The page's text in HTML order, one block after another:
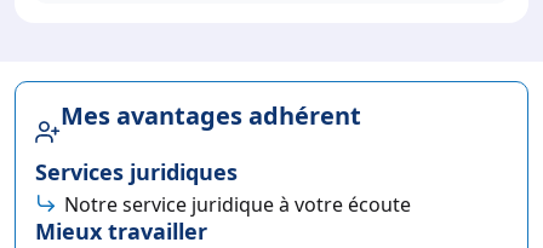
Mes avantages adhérent
Services juridiques
Notre service juridique à votre écoute
Mieux travailler